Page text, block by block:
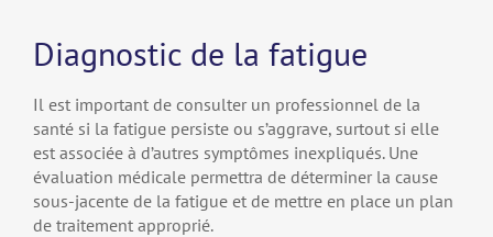
Diagnostic de la fatigue
Il est important de consulter un professionnel de la
santé si la fatigue persiste ou s’aggrave, surtout si elle
est associée à d’autres symptômes inexpliqués. Une
évaluation médicale permettra de déterminer la cause
sous-jacente de la fatigue et de mettre en place un plan
de traitement approprié.